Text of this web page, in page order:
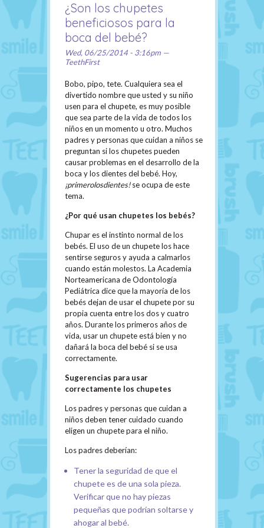
¿Son los chupetes
beneficiosos para la
boca del bebé?
Wed, 06/25/2014 - 3:16pm —
TeethFirst
Bobo, pipo, tete. Cualquiera sea el
divertido nombre que usted y su niño
usen para el chupete, es muy posible
que sea parte de la vida de todos los
niños en un momento u otro. Muchos
padres y personas que cuidan a niños se
preguntan si los chupetes pueden
causar problemas en el desarrollo de la
boca y los dientes del bebé. Hoy,
¡primerolosdientes!se ocupa de este
tema.
¿Por qué usan chupetes los bebés?
Chupar es el instinto normal de los
bebés. El uso de un chupete los hace
sentirse seguros y ayuda a calmarlos
cuando están molestos. La Academia
Norteamericana de Odontología
Pediátrica dice que la mayoría de los
bebés dejan de usar el chupete por su
propia cuenta entre los dos y cuatro
años. Durante los primeros años de
vida, usar un chupete está bien y no
dañará la boca del bebé si se usa
correctamente.
Sugerencias para usar
correctamente los chupetes
Los padres y personas que cuidan a
niños deben tener cuidado cuando
eligen un chupete para el niño.
Los padres deberían:
Tener la seguridad de que el
chupete es de una sola pieza.
Verificar que no hay piezas
pequeñas que podrían soltarse y
ahogar al bebé.